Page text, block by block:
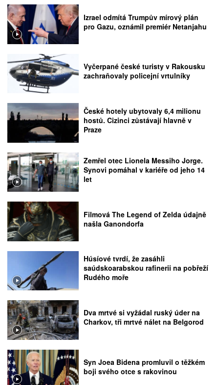
Izrael odmítá Trumpův mírový plán
pro Gazu, oznámil premiér Netanjahu
Vyčerpané české turisty v Rakousku
zachraňovaly policejní vrtulníky
České hotely ubytovaly 6,4 milionu
hostů. Cizinci zůstávají hlavně v
Praze
Zemřel otec Lionela Messiho Jorge.
Synovi pomáhal v kariéře od jeho 14
let
Filmová The Legend of Zelda údajně
našla Ganondorfa
Húsíové tvrdí, že zasáhli
saúdskoarabskou rafinerii na pobřeží
Rudého moře
Dva mrtvé si vyžádal ruský úder na
Charkov, tři mrtvé nálet na Belgorod
Syn Joea Bidena promluvil o těžkém
boji svého otce s rakovinou